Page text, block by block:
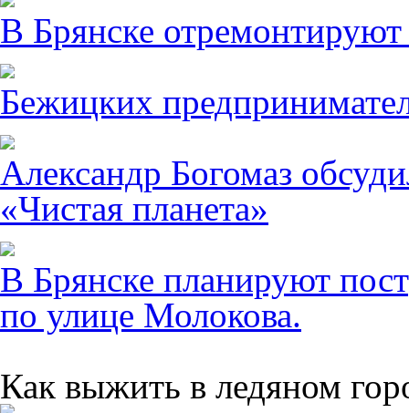
В Брянске
Бежицких
Александр Богомаз
«Чистая планета»
В Брянске планируют
по улице Молокова.
Как выжить в ледяном